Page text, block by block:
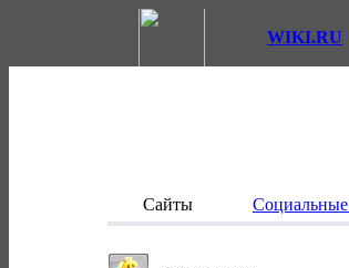
WIKI.RU
Сайты Социальные